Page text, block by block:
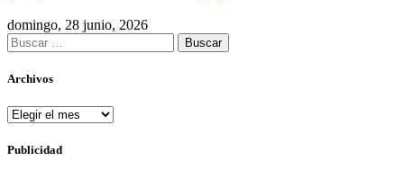
domingo, 28 junio, 2026
Buscar:
Archivos
Archivos
Publicidad